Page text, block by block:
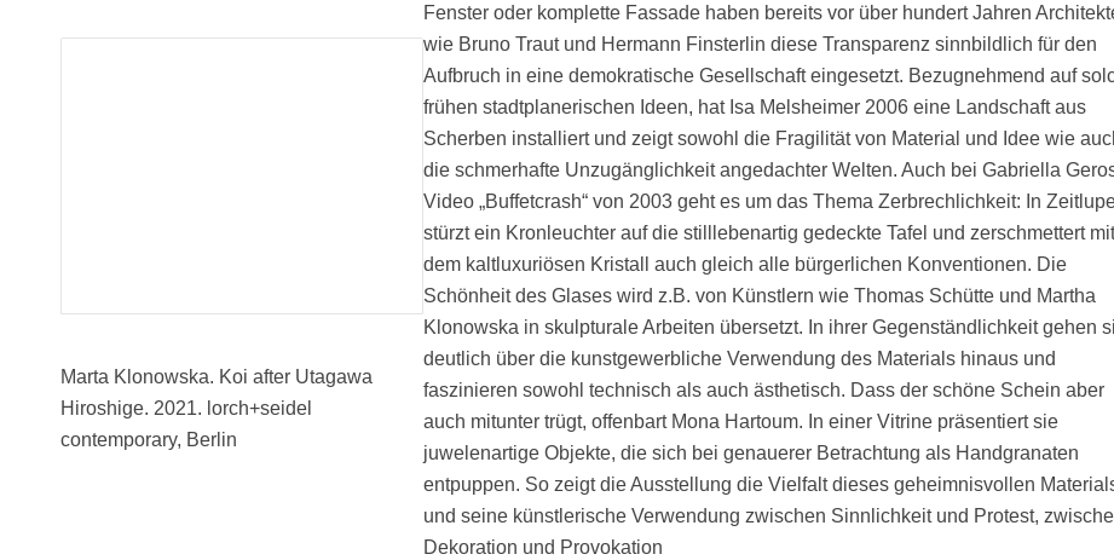
Marta Klonowska. Koi after Utagawa
Hiroshige. 2021. lorch+seidel
contemporary, Berlin
Fenster oder komplette Fassade haben bereits vor über hundert Jahren
wie Bruno Traut und Hermann Finsterlin diese Transparenz sinnbildlich für den
Aufbruch in eine demokratische Gesellschaft eingesetzt. Bezugnehmend auf
frühen stadtplanerischen Ideen, hat Isa Melsheimer 2006 eine Landschaft aus
Scherben installiert und zeigt sowohl die Fragilität von Material und Idee wie
die schmerhafte Unzugänglichkeit angedachter Welten. Auch bei Gabriella
Video „Buffetcrash“ von 2003 geht es um das Thema Zerbrechlichkeit: In
stürzt ein Kronleuchter auf die stilllebenartig gedeckte Tafel und zerschmettert mit
dem kaltluxuriösen Kristall auch gleich alle bürgerlichen Konventionen. Die
Schönheit des Glases wird z.B. von Künstlern wie Thomas Schütte und Martha
Klonowska in skulpturale Arbeiten übersetzt. In ihrer Gegenständlichkeit gehen
deutlich über die kunstgewerbliche Verwendung des Materials hinaus und
faszinieren sowohl technisch als auch ästhetisch. Dass der schöne Schein aber
auch mitunter trügt, offenbart Mona Hartoum. In einer Vitrine präsentiert sie
juwelenartige Objekte, die sich bei genauerer Betrachtung als Handgranaten
entpuppen. So zeigt die Ausstellung die Vielfalt dieses geheimnisvollen
und seine künstlerische Verwendung zwischen Sinnlichkeit und Protest,
Dekoration und Provokation